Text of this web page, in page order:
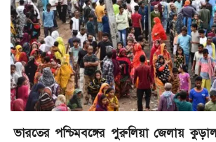
ভারতের পশ্চিমবঙ্গের পুরুলিয়া জেলায়